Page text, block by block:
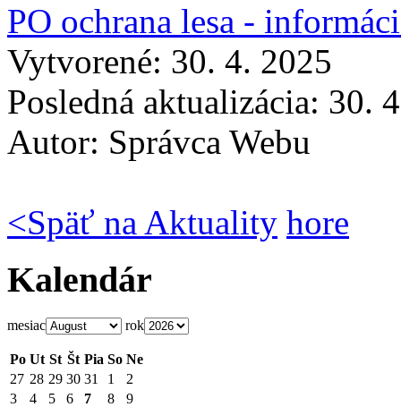
PO ochrana lesa -
Vytvorené: 30. 4. 2025
Posledná aktualizácia: 30.
Autor: Správca Webu
<Späť na Aktuality hore
Kalendár
mesiac rok
Po Ut St Št Pia So Ne
27 28 29 30 31 1
2
3
4 5 6 7 8
9